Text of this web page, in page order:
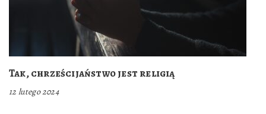
Tak, chrześcijaństwo jest religią
12 lutego 2024